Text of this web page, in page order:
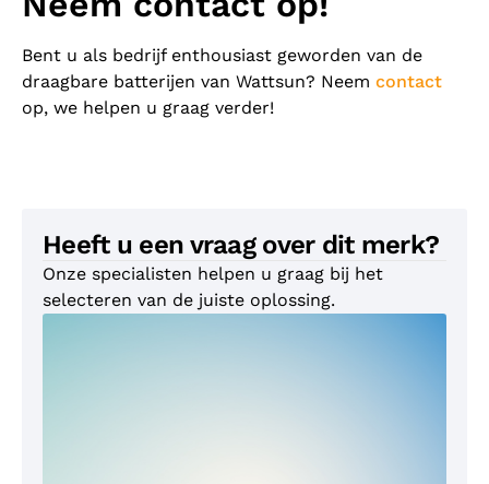
Heeft u een vraag over dit merk?
Onze specialisten helpen u graag bij het
selecteren van de juiste oplossing.
Bent u als bedrijf enthousiast geworden van de
draagbare batterijen van Wattsun? Neem contact
op, we helpen u graag verder!